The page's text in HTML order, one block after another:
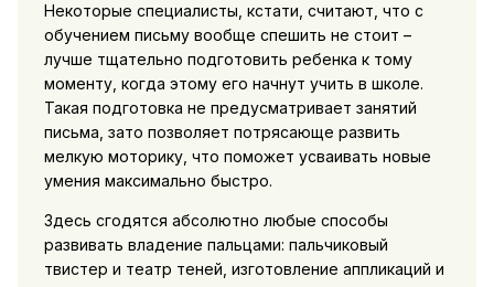
Некоторые специалисты, кстати, считают, что с
обучением письму вообще спешить не стоит –
лучше тщательно подготовить ребенка к тому
моменту, когда этому его начнут учить в школе.
Такая подготовка не предусматривает занятий
письма, зато позволяет потрясающе развить
мелкую моторику, что поможет усваивать новые
умения максимально быстро.
Здесь сгодятся абсолютно любые способы
развивать владение пальцами: пальчиковый
твистер и театр теней, изготовление аппликаций и